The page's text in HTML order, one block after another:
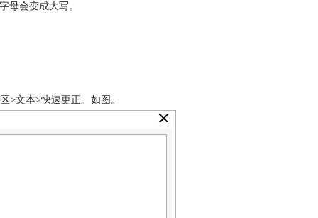
母会变成大写。
>文本>快速更正。如图。